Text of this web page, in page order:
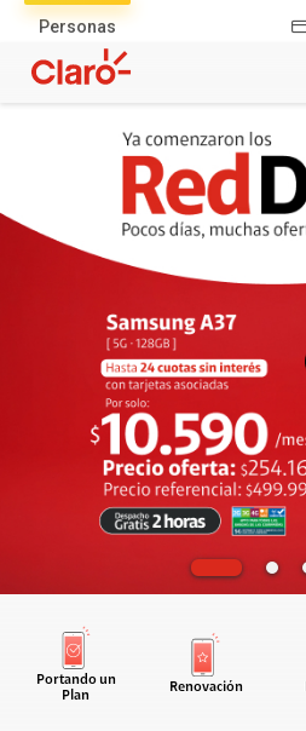
Personas
Portando un
Plan
Renovación
productos